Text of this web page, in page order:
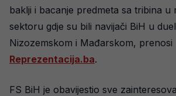
baklji i bacanje predmeta sa tribina u
sektoru gdje su bili navijači BiH u
Nizozemskom i Mađarskom, prenosi
Reprezentacija.ba.
FS BiH je obavijestio sve